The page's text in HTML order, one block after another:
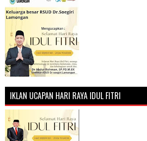
IKLAN UCAPAN HARI RAYA IDUL FITRI